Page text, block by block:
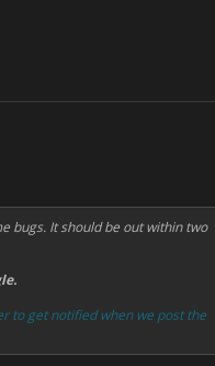
bugs. It should be out within two
to get notified when we post the